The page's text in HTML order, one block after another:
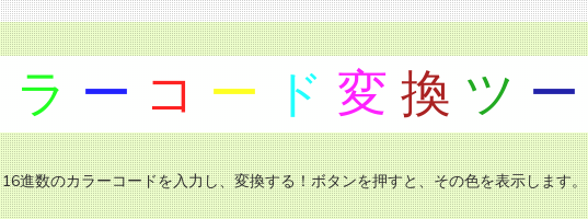
ラ ー コ ー ド 変 換 ツ ー
16進数のカラーコードを入力し、変換する！ボタンを押すと、その色を表示します。